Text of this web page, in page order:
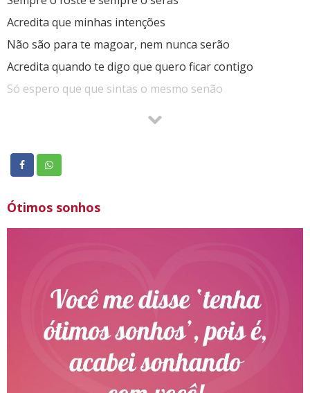
Acredita que minhas intenções
Não são para te magoar, nem nunca serão
Acredita quando te digo que quero ficar contigo
Só espero que que sintas o mesmo senão
De mim, que desde o 1º momento que falaste
Comigo senti-me feliz como poucas vezes me tivera
Posso até virar o mundo de patas para o ar
O teu amor!
Ótimos sonhos